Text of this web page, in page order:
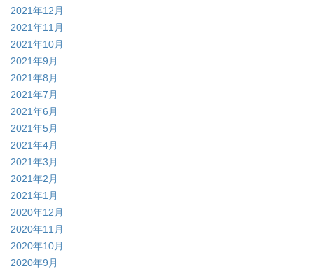
2021年12月
2021年11月
2021年10月
2021年9月
2021年8月
2021年7月
2021年6月
2021年5月
2021年4月
2021年3月
2021年2月
2021年1月
2020年12月
2020年11月
2020年10月
2020年9月